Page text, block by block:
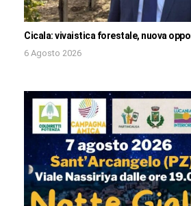
Cicala: vivaistica forestale, nuova
6 Agosto 2026